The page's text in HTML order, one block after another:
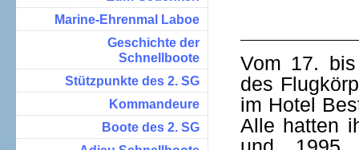
Vom 17.
des
im Hotel
Alle hatten
Marine-Ehrenmal Laboe
Geschichte der
Schnellboote
Stützpunkte des 2. SG
Kommandeure
Boote des 2. SG